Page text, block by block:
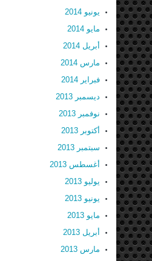
يونيو 2014
مايو 2014
أبريل 2014
مارس 2014
فبراير 2014
ديسمبر 2013
نوفمبر 2013
أكتوبر 2013
سبتمبر 2013
أغسطس 2013
يوليو 2013
يونيو 2013
مايو 2013
أبريل 2013
مارس 2013